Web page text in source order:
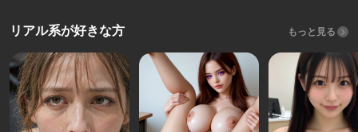
リアル系が好きな方 もっと見る